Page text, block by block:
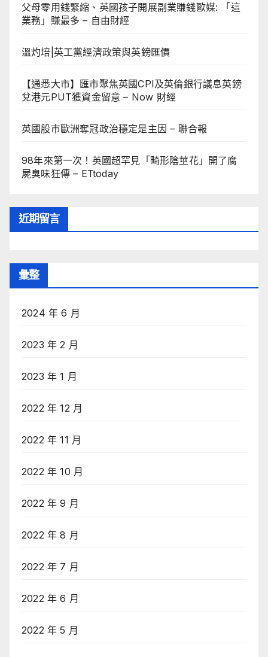
父母零用錢緊縮、英國孩子開展副業賺錢歐媒: 「這
業務」賺最多 – 自由財經
溫灼培|英工黨經濟政策與英鎊匯價
【通悉大市】匯市聚焦英國CPI及英倫銀行議息英鎊
兌港元PUT獲資金留意 – Now 財經
英國股市歐洲奪冠政治穩定是主因 – 聯合報
98年來第一次！英國超罕見「畸形陰莖花」開了腐
屍臭味狂傳 – ETtoday
近期留言
彙整
2024 年 6 月
2023 年 2 月
2023 年 1 月
2022 年 12 月
2022 年 11 月
2022 年 10 月
2022 年 9 月
2022 年 8 月
2022 年 7 月
2022 年 6 月
2022 年 5 月